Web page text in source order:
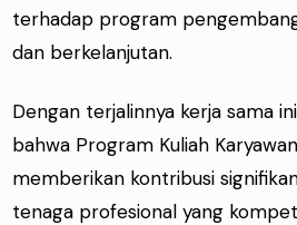
terhadap program
dan berkelanjutan.
Dengan terjalinnya kerja sama
bahwa Program Kuliah
memberikan kontribusi
tenaga profesional yang